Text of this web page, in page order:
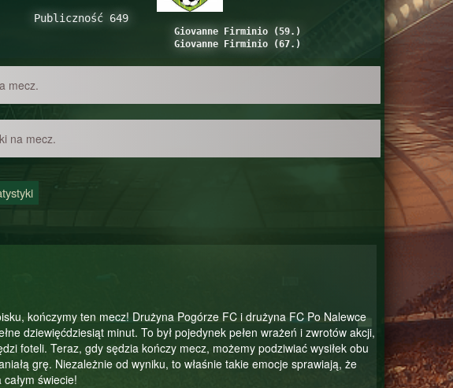
Publiczność 649
Giovanne Firminio (59.)
Giovanne Firminio (67.)
mecz.
na mecz.
kończymy ten mecz! Drużyna Pogórze FC i drużyna FC Po Nalewce
dziewięćdziesiąt minut. To był pojedynek pełen wrażeń i zwrotów akcji,
foteli. Teraz, gdy sędzia kończy mecz, możemy podziwiać wysiłek obu
grę. Niezależnie od wyniku, to właśnie takie emocje sprawiają, że
świecie!